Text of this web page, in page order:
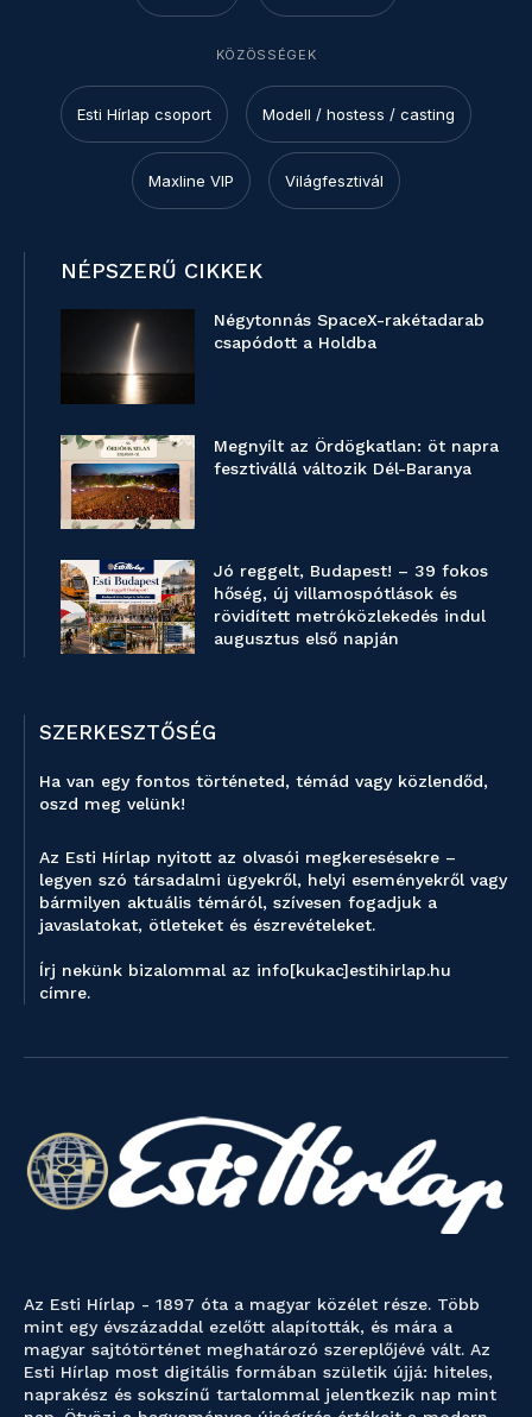
KÖZÖSSÉGEK
Esti Hírlap csoport Modell / hostess / casting
Maxline VIP Világfesztivál
NÉPSZERŰ CIKKEK
Négytonnás SpaceX-rakétadarab
csapódott a Holdba
Megnyílt az Ördögkatlan: öt napra
fesztivállá változik Dél-Baranya
Jó reggelt, Budapest! – 39 fokos
hőség, új villamospótlások és
rövidített metróközlekedés indul
augusztus első napján
SZERKESZTŐSÉG
Ha van egy fontos történeted, témád vagy közlendőd,
oszd meg velünk!
Az Esti Hírlap nyitott az olvasói megkeresésekre –
legyen szó társadalmi ügyekről, helyi eseményekről vagy
bármilyen aktuális témáról, szívesen fogadjuk a
javaslatokat, ötleteket és észrevételeket.
Írj nekünk bizalommal az info[kukac]estihirlap.hu
címre.
Az Esti Hírlap - 1897 óta a magyar közélet része. Több
mint egy évszázaddal ezelőtt alapították, és mára a
magyar sajtótörténet meghatározó szereplőjévé vált. Az
Esti Hírlap most digitális formában születik újjá: hiteles,
naprakész és sokszínű tartalommal jelentkezik nap mint